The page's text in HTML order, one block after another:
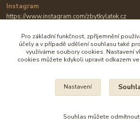
Instagram
https://www.instagram.com/zbytkylatek.cz
Na všechny fotografie se vztahují
Pro základní funkčnost, zpříjemnění
účely a v případě udělení souhlasu také
využíváme soubory cookies. Nastavení
cookies můžete kdykoli upravit odkazem
Nastavení
Souhlas můžete odmítnout